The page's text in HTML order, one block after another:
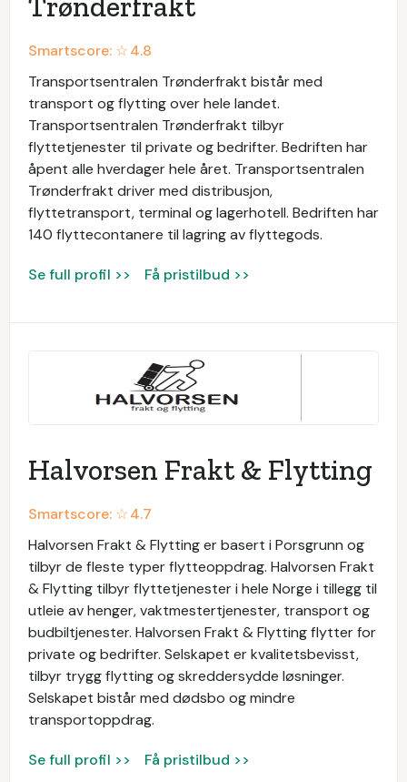
Smartscore: ☆4.8
Transportsentralen Trønderfrakt bistår med
transport og flytting over hele landet.
Transportsentralen Trønderfrakt tilbyr
flyttetjenester til private og bedrifter. Bedriften har
åpent alle hverdager hele året. Transportsentralen
Trønderfrakt driver med distribusjon,
flyttetransport, terminal og lagerhotell. Bedriften har
140 flyttecontanere til lagring av flyttegods.
Se full profil >> Få pristilbud >>
Halvorsen Frakt & Flytting
Smartscore: ☆4.7
Halvorsen Frakt & Flytting er basert i Porsgrunn og
tilbyr de fleste typer flytteoppdrag. Halvorsen Frakt
& Flytting tilbyr flyttetjenester i hele Norge i tillegg til
utleie av henger, vaktmestertjenester, transport og
budbiltjenester. Halvorsen Frakt & Flytting flytter for
private og bedrifter. Selskapet er kvalitetsbevisst,
tilbyr trygg flytting og skreddersydde løsninger.
Selskapet bistår med dødsbo og mindre
transportoppdrag.
Se full profil >> Få pristilbud >>